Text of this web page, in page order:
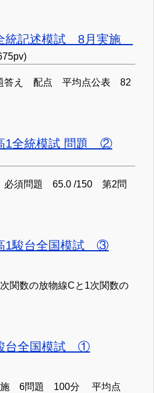
統記述模試 8月実施
答え 配点 平均点公表 82
1全統模試 問題 ②
須問題 65.0 /150 第2問
1駿台全国模試 ③
数の放物線Cと1次関数の
台全国模試 ①
6問題 100分 平均点